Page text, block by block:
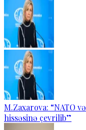
M.Zaxarova: “NATO
hissəsinə çevrilib”